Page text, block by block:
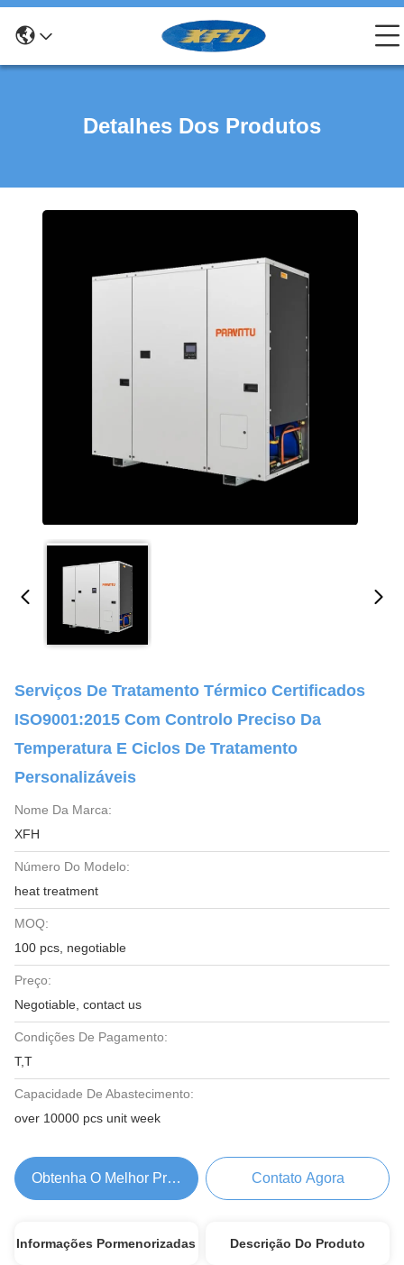
Detalhes Dos Produtos
Serviços De Tratamento Térmico Certificados
ISO9001:2015 Com Controlo Preciso Da
Temperatura E Ciclos De Tratamento
Personalizáveis
Nome Da Marca:
XFH
Número Do Modelo:
heat treatment
MOQ:
100 pcs, negotiable
Preço:
Negotiable, contact us
Condições De Pagamento:
T,T
Capacidade De Abastecimento:
over 10000 pcs unit week
Obtenha O Melhor Preço Contato Agora
Informações Pormenorizadas Descrição Do Produto